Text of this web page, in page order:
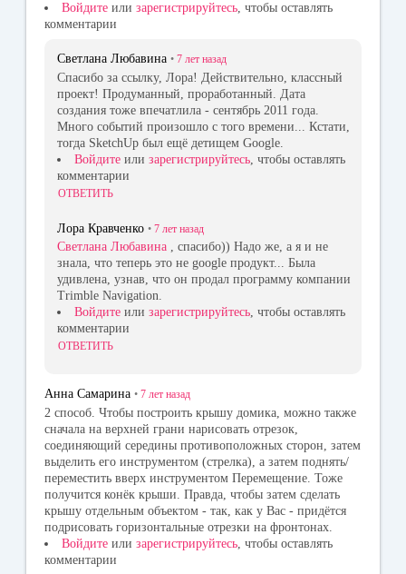
Войдите или зарегистрируйтесь, чтобы оставлять
комментарии
Светлана Любавина • 7 лет назад
Спасибо за ссылку, Лора! Действительно, классный
проект! Продуманный, проработанный. Дата
создания тоже впечатлила - сентябрь 2011 года.
Много событий произошло с того времени... Кстати,
тогда SketchUp был ещё детищем Google.
Войдите или зарегистрируйтесь , чтобы оставлять
комментарии
ОТВЕТИТЬ
Лора Кравченко • 7 лет назад
Светлана Любавина , спасибо)) Надо же, а я и не
знала, что теперь это не google продукт... Была
удивлена, узнав, что он продал программу компании
Trimble Navigation.
Войдите или зарегистрируйтесь, чтобы оставлять
комментарии
ОТВЕТИТЬ
Анна Самарина • 7 лет назад
2 способ. Чтобы построить крышу домика, можно также
сначала на верхней грани нарисовать отрезок,
соединяющий середины противоположных сторон, затем
выделить его инструментом (стрелка), а затем поднять/
переместить вверх инструментом Перемещение. Тоже
получится конёк крыши. Правда, чтобы затем сделать
крышу отдельным объектом - так, как у Вас - придётся
подрисовать горизонтальные отрезки на фронтонах.
Войдите или зарегистрируйтесь , чтобы оставлять
комментарии